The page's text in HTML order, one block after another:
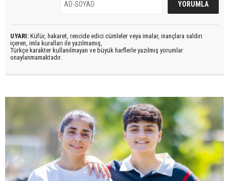
UYARI: Küfür, hakaret, rencide edici cümleler veya imalar, inançlara saldırı
içeren, imla kuralları ile yazılmamış,
Türkçe karakter kullanılmayan ve büyük harflerle yazılmış yorumlar
onaylanmamaktadır.